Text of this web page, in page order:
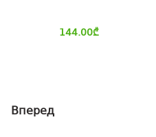
144.00₾
Вперед